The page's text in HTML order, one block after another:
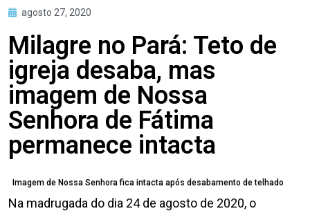
agosto 27, 2020
Milagre no Pará: Teto de
igreja desaba, mas
imagem de Nossa
Senhora de Fátima
permanece intacta
Imagem de Nossa Senhora fica intacta após desabamento de telhado
Na madrugada do dia 24 de agosto de 2020, o